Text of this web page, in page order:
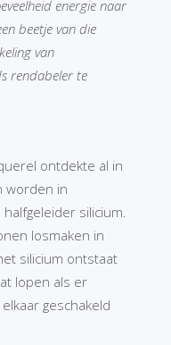
energie naar
beetje van die
van
rendabeler te
ontdekte al in
worden in
silicium.
losmaken in
silicium ontstaat
lopen als er
geschakeld